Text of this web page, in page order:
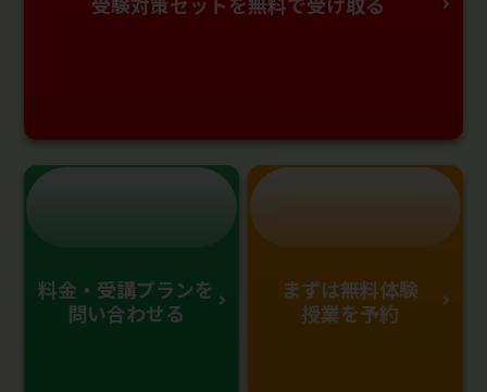
料金・受講プランを
問い合わせる
まずは無料体験
授業を予約